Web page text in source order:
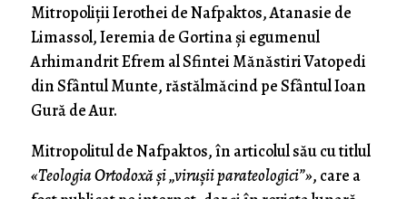
Mitropoliții Ierothei de Nafpaktos, Atanasie de
Limassol, Ieremia de Gortina și egumenul
Arhimandrit Efrem al Sfintei Mănăstiri Vatopedi
din Sfântul Munte, răstălmăcind pe Sfântul Ioan
Gură de Aur.
Mitropolitul de Nafpaktos, în articolul său cu titlul
«Teologia Ortodoxă și „virușii parateologici”», care a